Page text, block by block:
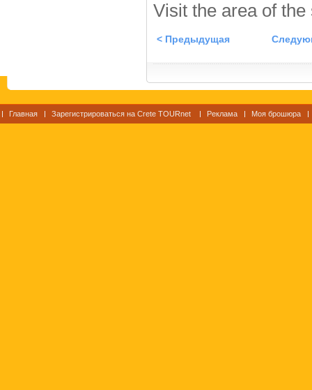
Visit the area of
< Предыдущая
Главная Зарегистрироваться на Crete TOURnet Реклама Моя брошюра